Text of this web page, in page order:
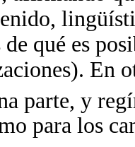
qué es
En
parte, y
para los